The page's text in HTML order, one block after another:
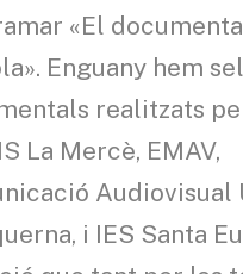
«El
Enguany hem
realitzats
La Mercè, EMAV,
Audiovisual
i IES Santa